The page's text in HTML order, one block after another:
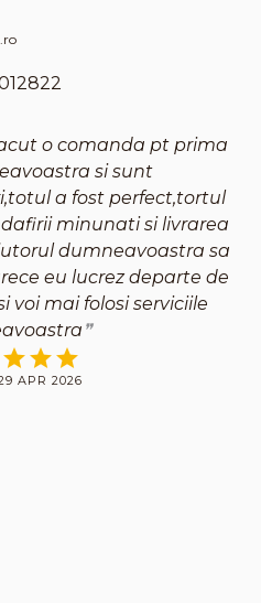
o comanda pt prima
si sunt
a fost perfect,tortul
minunati si livrarea
dumneavoastra sa
eu lucrez departe de
voi mai folosi serviciile
APR 2026